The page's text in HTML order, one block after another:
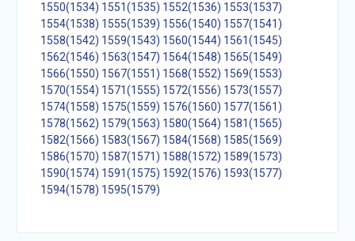
1550(1534) 1551(1535) 1552(1536) 1553(1537)
1554(1538) 1555(1539) 1556(1540) 1557(1541)
1558(1542) 1559(1543) 1560(1544) 1561(1545)
1562(1546) 1563(1547) 1564(1548) 1565(1549)
1566(1550) 1567(1551) 1568(1552) 1569(1553)
1570(1554) 1571(1555) 1572(1556) 1573(1557)
1574(1558) 1575(1559) 1576(1560) 1577(1561)
1578(1562) 1579(1563) 1580(1564) 1581(1565)
1582(1566) 1583(1567) 1584(1568) 1585(1569)
1586(1570) 1587(1571) 1588(1572) 1589(1573)
1590(1574) 1591(1575) 1592(1576) 1593(1577)
1594(1578) 1595(1579)